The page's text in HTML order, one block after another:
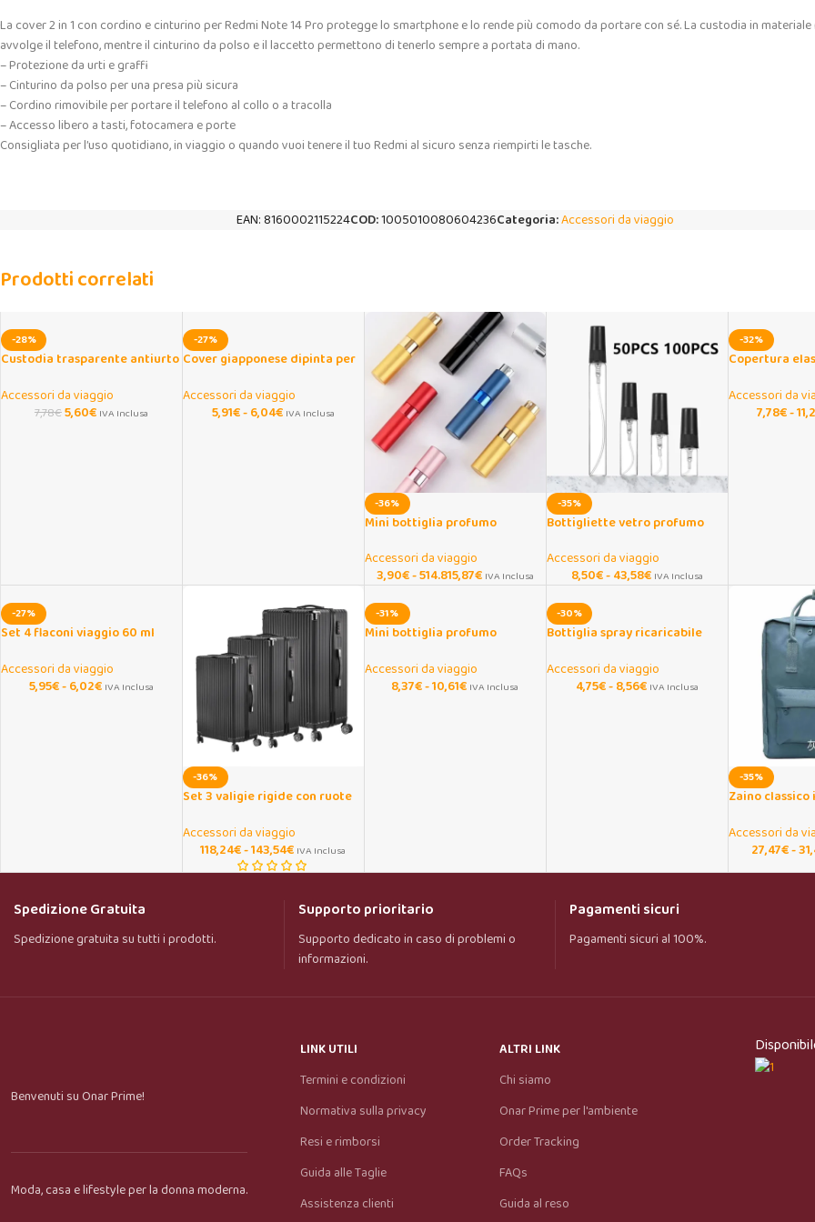
Online
Dimmi cosa stai cercando e ti aiuto a trovare il
La cover 2 in 1 con cordino e cinturino per Redmi Note 14 Pro protegge lo smartphone e lo rende più comodo da portare con sé. La custodia in
avvolge il telefono, mentre il cinturino da polso e il laccetto permettono di tenerlo sempre a portata di mano.
– Protezione da urti e graffi
– Cinturino da polso per una presa più sicura
– Cordino rimovibile per portare il telefono al collo o a tracolla
– Accesso libero a tasti, fotocamera e porte
Consigliata per l’uso quotidiano, in viaggio o quando vuoi tenere il tuo Redmi al sicuro senza riempirti le tasche.
EAN:8160002115224COD:1005010080604236Categoria:Accessori da viaggio
Prodotti correlati
-28%
Custodia trasparente antiurto
Redmi
Accessori da viaggio
7,78€5,60€ IVA Inclusa
-27%
Cover giapponese dipinta per
compatibili
Accessori da viaggio
5,91€-6,04€ IVA Inclusa
-36%
Mini bottiglia profumo
ricaricabile
Accessori da viaggio
3,90€-514.815,87€ IVA Inclusa
-35%
Bottigliette vetro profumo
Accessori da viaggio
8,50€-43,58€ IVA Inclusa
-32%
Copertura
Accessori da
7,78€-
-27%
Set 4 flaconi viaggio 60 ml
Accessori da viaggio
5,95€-6,02€ IVA Inclusa
-36%
Set 3 valigie rigide con ruote
Accessori da viaggio
118,24€-143,54€ IVA Inclusa
-31%
Mini bottiglia profumo
viaggio
Accessori da viaggio
8,37€-10,61€ IVA Inclusa
-30%
Bottiglia spray ricaricabile
Accessori da viaggio
4,75€-8,56€ IVA Inclusa
-35%
Zaino
Accessori da
27,47€-
Spedizione Gratuita
Spedizione gratuita su tutti i prodotti.
Supporto prioritario
Supporto dedicato in caso di problemi o
informazioni.
Pagamenti sicuri
Pagamenti sicuri al 100%.
Benvenuti su Onar Prime!
Moda, casa e lifestyle per la donna moderna.
LINK UTILI
Termini e condizioni
Normativa sulla privacy
Resi e rimborsi
Guida alle Taglie
Assistenza clienti
ALTRI LINK
Chi siamo
Onar Prime per l'ambiente
Order Tracking
FAQs
Guida al reso